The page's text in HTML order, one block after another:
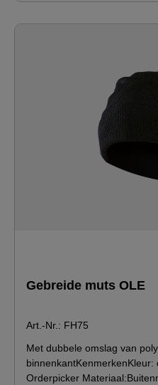
Gebreide muts OLE
Art.-Nr.: FH75
Met dubbele omslag van
Orderpicker Materiaal:Buitenmateriaal: 100% polyacryl -